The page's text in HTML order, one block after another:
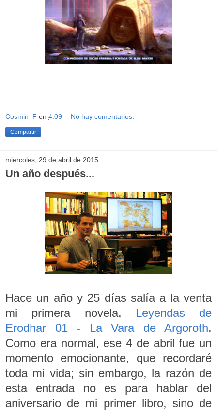
Cosmin_F en 4:09 No hay comentarios:
Compartir
miércoles, 29 de abril de 2015
Un año después...
Hace un año y 25 días salía a la venta
mi primera novela, Leyendas de
Erodhar 01 - La Vara de Argoroth.
Como era normal, ese 4 de abril fue un
momento emocionante, que recordaré
toda mi vida; sin embargo, la razón de
esta entrada no es para hablar del
aniversario de mi primer libro, sino de